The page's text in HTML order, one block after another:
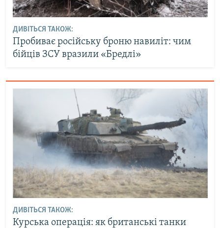
ДИВІТЬСЯ ТАКОЖ:
Пробиває російську броню навиліт: чим
бійців ЗСУ вразили «Бредлі»
ДИВІТЬСЯ ТАКОЖ:
Курська операція: як британські танки